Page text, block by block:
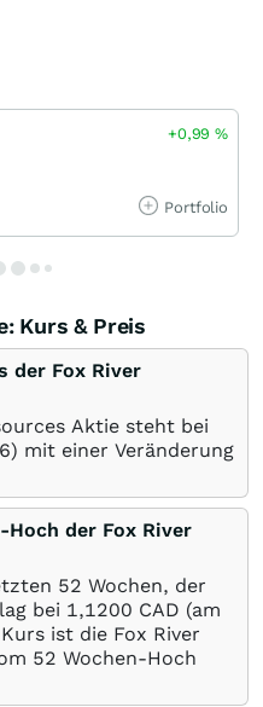
+0,99%
Portfolio
Kurs & Preis
der Fox River
Aktie steht bei
) mit einer Veränderung
Hoch der Fox River
52 Wochen, der
bei 1,1200 CAD (am
ist die Fox River
52 Wochen-Hoch